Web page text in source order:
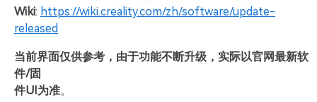
Wiki: https://wiki.creality.com/zh/software/update-
released
当前界面仅供参考，由于功能不断升级，实际以官网最新软
件/固
件UI为准。